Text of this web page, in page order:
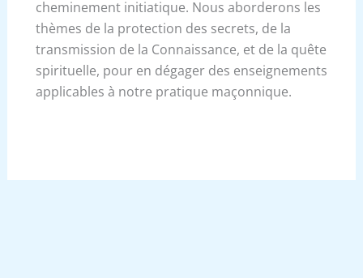
cheminement initiatique. Nous aborderons les
thèmes de la protection des secrets, de la
transmission de la Connaissance, et de la quête
spirituelle, pour en dégager des enseignements
applicables à notre pratique maçonnique.